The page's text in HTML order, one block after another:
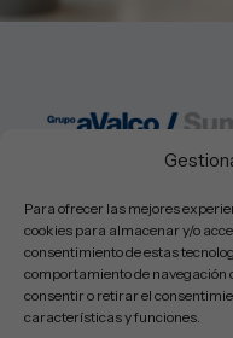
Para ofrecer las mejores
cookies para almacenar y/o
consentimiento de estas
comportamiento de navegación
consentir o retirar el
características y funciones.
Lunes a
© Copyright 2025
reservados.